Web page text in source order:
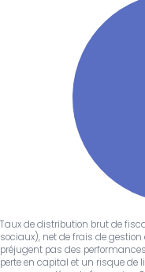
Taux de distribution brut de
sociaux), net de frais de
préjugent pas des
perte en capital et un risque de